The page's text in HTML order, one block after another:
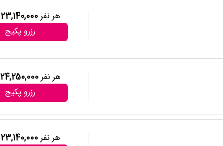
هر نفر23,140,000 تومان
رزرو پکیج
هر نفر24,250,000 تومان
رزرو پکیج
هر نفر23,140,000 تومان